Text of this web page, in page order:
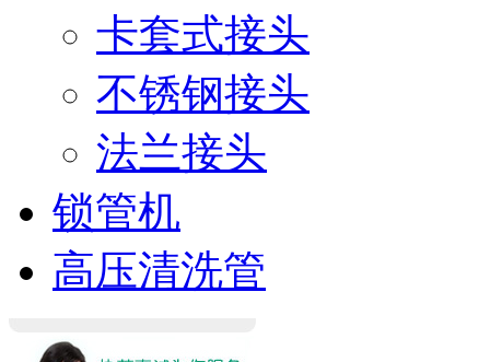
卡套式接头
不锈钢接头
法兰接头
锁管机
高压清洗管